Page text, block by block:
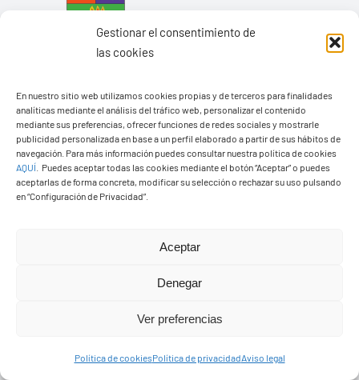
Gestionar el consentimiento de
las cookies
En nuestro sitio web utilizamos cookies propias y de terceros para finalidades
analíticas mediante el análisis del tráfico web, personalizar el contenido
mediante sus preferencias, ofrecer funciones de redes sociales y mostrarle
publicidad personalizada en base a un perfil elaborado a partir de sus hábitos de
navegación. Para más información puedes consultar nuestra política de cookies
AQUÍ
Puedes aceptar todas las cookies mediante el botón “Aceptar” o puedes
aceptarlas de forma concreta, modificar su selección o rechazar su uso pulsando
en “Configuración de Privacidad”.
Aceptar
Denegar
Ver preferencias
Política de cookiesPolítica de privacidadAviso legal
Ayuntamiento de Yaiza
Pza. de Los Remedios, 1
35570 – Yaiza
© Copyright2026 Ayuntamiento de Yaiza - Todos los